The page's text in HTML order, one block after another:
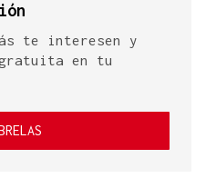
te interesen y
en tu